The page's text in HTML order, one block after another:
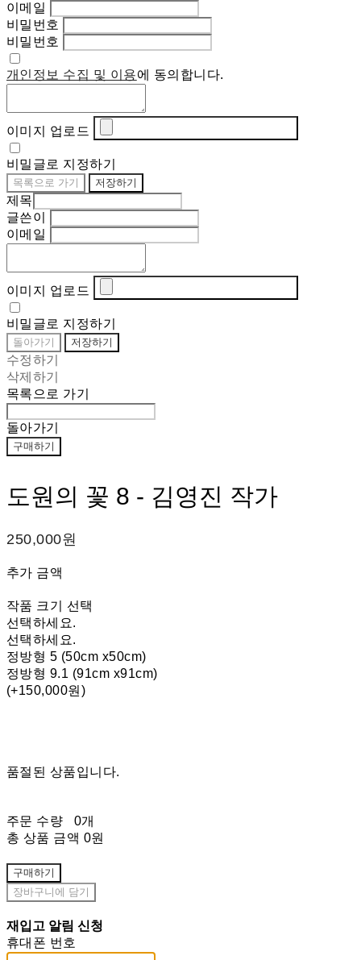
이메일
비밀번호
비밀번호
개인정보 수집 및 이용에 동의합니다.
이미지 업로드
비밀글로 지정하기
목록으로 가기 저장하기
제목
글쓴이
이메일
이미지 업로드
비밀글로 지정하기
돌아가기 저장하기
수정하기
삭제하기
목록으로 가기
돌아가기
구매하기
도원의 꽃 8 - 김영진 작가
250,000원
추가 금액
작품 크기 선택
선택하세요.
선택하세요.
정방형 5 (50cm x50cm)
정방형 9.1 (91cm x91cm)
(+150,000원)
품절된 상품입니다.
주문 수량
0개
총 상품 금액 0원
구매하기
장바구니에 담기
재입고 알림 신청
휴대폰 번호